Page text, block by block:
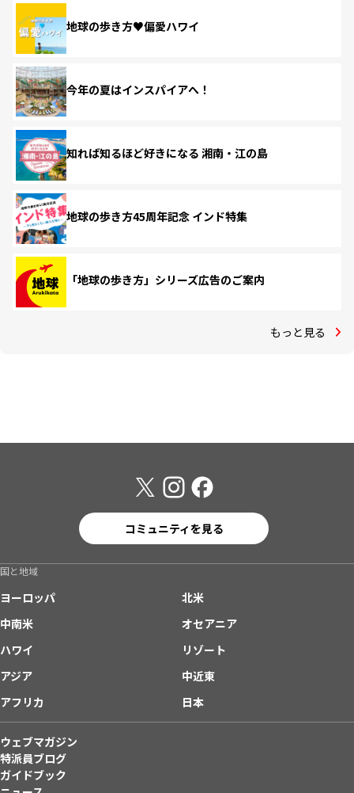
地球の歩き方♥偏愛ハワイ
今年の夏はインスパイアへ！
知れば知るほど好きになる 湘南・江の島
地球の歩き方45周年記念 インド特集
「地球の歩き方」シリーズ広告のご案内
もっと見る
コミュニティを見る
国と地域
ヨーロッパ
北米
中南米
オセアニア
ハワイ
リゾート
アジア
中近東
アフリカ
日本
ウェブマガジン
特派員ブログ
ガイドブック